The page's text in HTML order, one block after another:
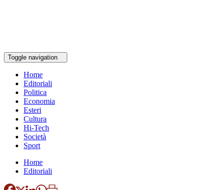
Toggle navigation
Home
Editoriali
Politica
Economia
Esteri
Cultura
Hi-Tech
Società
Sport
Home
Editoriali